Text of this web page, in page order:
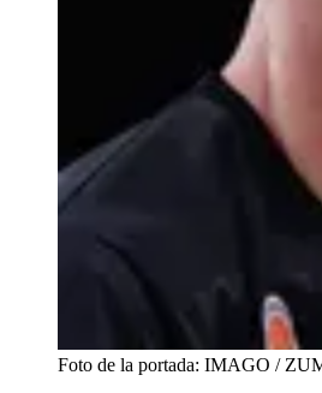
Foto de la portada: IMAGO /